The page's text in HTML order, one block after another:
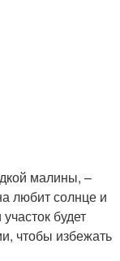
в траншеи
малины, –
любит солнце и
будет
чтобы избежать